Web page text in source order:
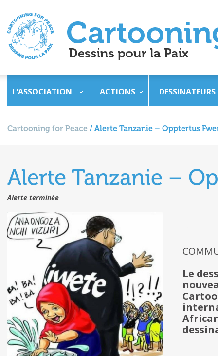
L’ASSOCIATION ACTIONS DESSINATEURS
Cartooning for Peace / Alerte Tanzanie – Opptertus
Alerte Tanzanie –
Alerte terminée
Le